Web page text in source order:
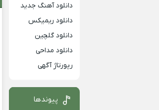
دانلود آهنگ جدید
دانلود ریمیکس
دانلود گلچین
دانلود مداحی
رپورتاژ آگهی
پیوندها